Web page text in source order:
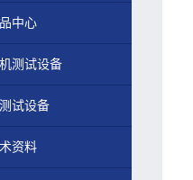
中心
测试设备
试设备
资料